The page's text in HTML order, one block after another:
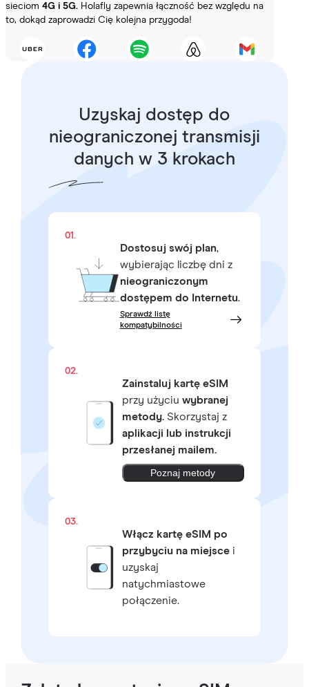
sieciom 4G i 5G. Holafly zapewnia łączność bez względu na
to, dokąd zaprowadzi Cię kolejna przygoda!
Uzyskaj dostęp do
nieograniczonej transmisji
danych w 3 krokach
01.
Dostosuj swój plan,
wybierając liczbę dni z
nieograniczonym
dostępem do Internetu.
Sprawdź listę
kompatybilności
02.
Zainstaluj kartę eSIM
przy użyciu wybranej
metody.Skorzystaj z
aplikacji lub instrukcji
przesłanej mailem.
Poznaj metody
03.
Włącz kartę eSIM po
przybyciu na miejscei
uzyskaj
natychmiastowe
połączenie.